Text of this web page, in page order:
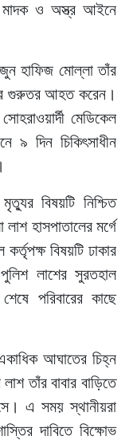
মাদক ও অস্ত্র আইনে
হাফিজ মোল্লা তাঁর
গুরুতর আহত করেন।
মেডিকেল
৯ দিন চিকিৎসাধীন
বিষয়টি নিশ্চিত
হাসপাতালের মর্গে
বিষয়টি ঢাকার
লাশের সুরতহাল
পরিবারের কাছে
আঘাতের চিহ্ন
তাঁর বাবার বাড়িতে
এ সময় স্থানীয়রা
দাবিতে বিক্ষোভ